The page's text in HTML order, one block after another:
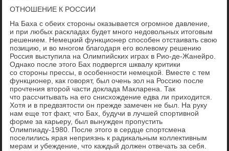
ОТНОШЕНИЕ К РОССИИ
На Баха с обеих стороны оказывается огромное давление,
и при любых раскладах будет много недовольных итоговым
решением. Немецкий функционер способен отстаивать свою
позицию, и во многом благодаря его волевому решению
Россия выступила на Олимпийских играх в Рио-де-Жанейро.
Однако после этого Бах подвергся шквалу критики
со стороны прессы, в особенности немецкой. Вместе с тем
функционер, как говорят, был очень зол на Россию после
прочтения второй части доклада Макларена. Так
что рассчитывать на его снисхождение едва ли приходится.
Хотя и в предвзятости он прежде замечен не был. На руку
нам еще тот факт, что Бах, будучи в лучшей спортивной
форме за карьеру, был вынужден пропустить
Олимпиаду-1980. После этого в сердце спортсмена
поселились ярая неприязнь к радикальным коллективным
мерам и убеждение, что каждый должен отвечать за себя.